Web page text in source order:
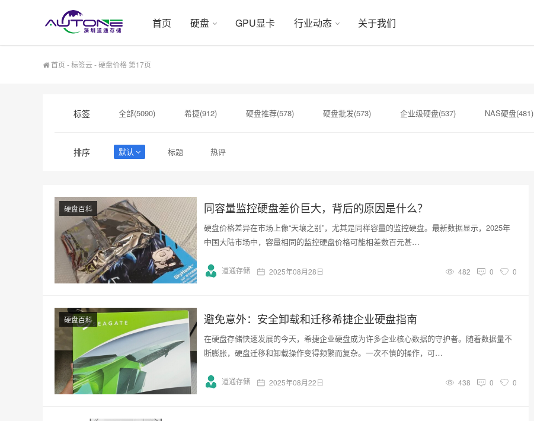
首页 硬盘 GPU显卡 行业动态 关于我们
首页 -标签云- 硬盘价格 第17页
标签 全部(5090) 希捷(912) 硬盘推荐(578) 硬盘批发(573) 企业级硬盘(537) NAS硬盘(481)
排序 默认 标题 热评
硬盘百科 同容量监控硬盘差价巨大，背后的原因是什么？
硬盘价格差异在市场上像“天壤之别”，尤其是同样容量的监控硬盘。最新数据显示，2025年
中国大陆市场中，容量相同的监控硬盘价格可能相差数百元甚…
道通存储 2025年08月28日 482 0 0
硬盘百科 避免意外：安全卸载和迁移希捷企业硬盘指南
在硬盘存储快速发展的今天，希捷企业硬盘成为许多企业核心数据的守护者。随着数据量不
断膨胀，硬盘迁移和卸载操作变得频繁而复杂。一次不慎的操作，可…
道通存储 2025年08月22日 438 0 0